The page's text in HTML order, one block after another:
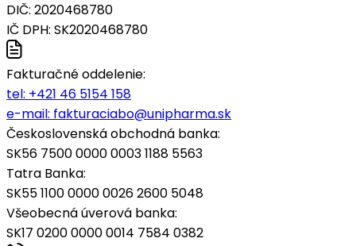
DIČ: 2020468780
IČ DPH: SK2020468780
Fakturačné oddelenie:
tel: +421 46 5154 158
e-mail: fakturaciabo@unipharma.sk
Československá obchodná banka:
SK56 7500 0000 0003 1188 5563
Tatra Banka:
SK55 1100 0000 0026 2600 5048
Všeobecná úverová banka:
SK17 0200 0000 0014 7584 0382